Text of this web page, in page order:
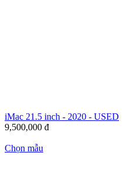
iMac 21.5 inch - 2020 - USED
9,500,000 đ
Chọn mẫu